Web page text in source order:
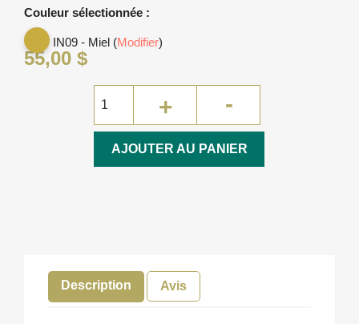
Couleur sélectionnée :
IN09 - Miel (Modifier)
55,00 $
AJOUTER AU PANIER
Description Avis